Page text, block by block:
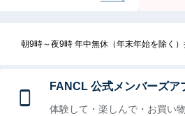
朝9時～夜9時 年中無休（年末年始を除く
FANCL 公式メンバーズア
体験して・楽しんで・お買い